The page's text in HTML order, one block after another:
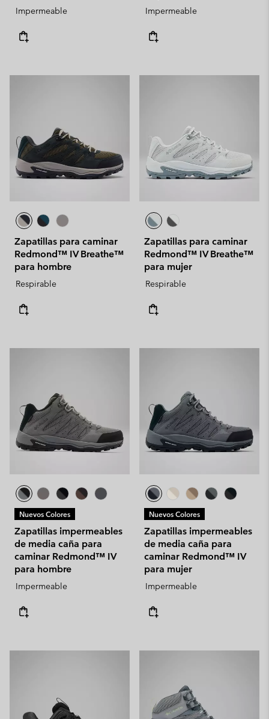
Impermeable Impermeable
Zapatillas para caminar
Redmond™ IV Breathe™
para hombre
Respirable
Zapatillas para caminar
Redmond™ IV Breathe™
para mujer
Respirable
Nuevos Colores
Zapatillas impermeables
de media caña para
caminar Redmond™ IV
para hombre
Impermeable
Nuevos Colores
Zapatillas impermeables
de media caña para
caminar Redmond™ IV
para mujer
Impermeable